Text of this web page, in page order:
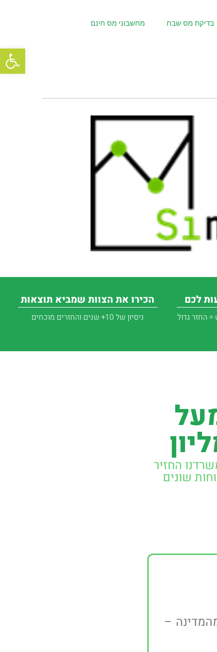
פתח
בדיקת מס שבח מחשבוני מס חינם
לכם
= החזר גדול
הכירו את הצוות שמביא תוצאות
ניסיון של 10+ שנים והחזרים מוכחים
החזיר
שונים
מהמדינה –